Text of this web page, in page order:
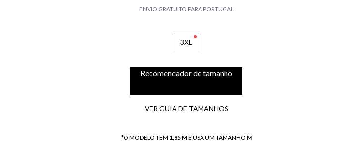
ENVIO GRATUITO PARA PORTUGAL
3XL
Recomendador de tamanho
VER GUIA DE TAMANHOS
*O MODELO TEM 1,85 ME USA UM TAMANHO M